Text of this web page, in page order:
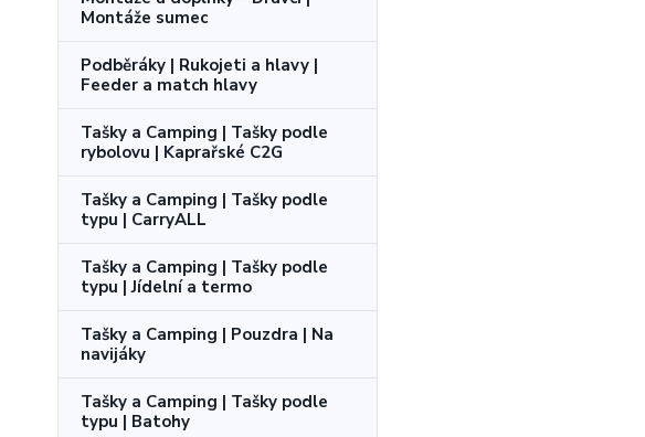
Montáže sumec
Podběráky | Rukojeti a hlavy |
Feeder a match hlavy
Tašky a Camping | Tašky podle
rybolovu | Kaprařské C2G
Tašky a Camping | Tašky podle
typu | CarryALL
Tašky a Camping | Tašky podle
typu | Jídelní a termo
Tašky a Camping | Pouzdra | Na
navijáky
Tašky a Camping | Tašky podle
typu | Batohy